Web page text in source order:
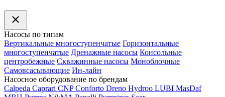
Насосы по типам
Вертикальные многоступенчатые Горизонтальные
многоступенчатые Дренажные насосы Консольные
центробежные Скважинные насосы Моноблочные
Самовсасывающие Ин-лайн
Насосное оборудование по брендам
Calpeda Caprari CNP Conforto Dreno Hydroo LUBI MasDaf